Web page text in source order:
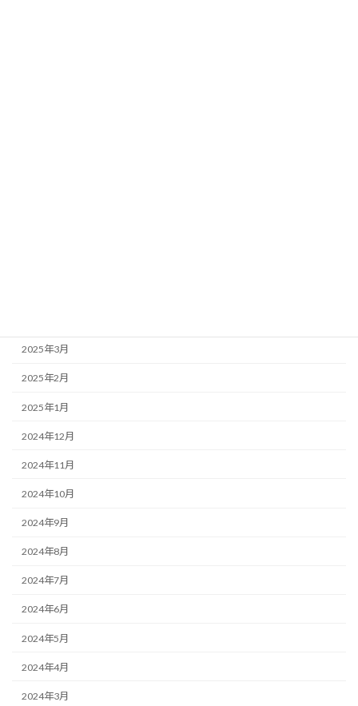
2025年3月
2025年2月
2025年1月
2024年12月
2024年11月
2024年10月
2024年9月
2024年8月
2024年7月
2024年6月
2024年5月
2024年4月
2024年3月